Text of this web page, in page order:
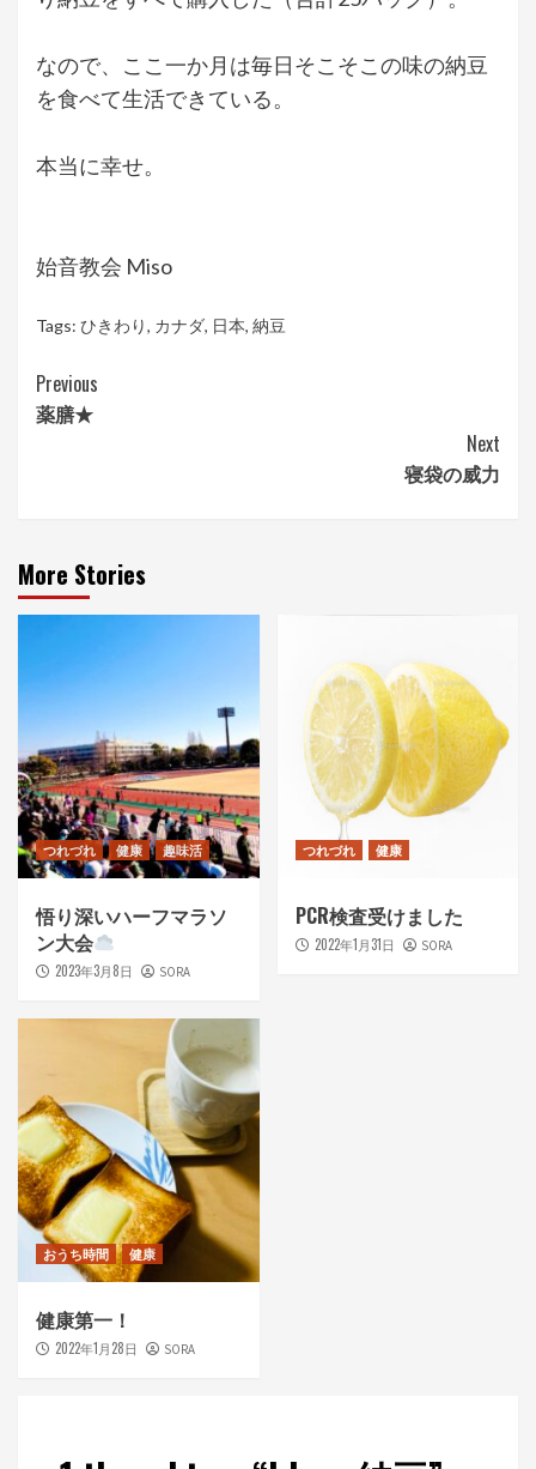
なので、ここ一か月は毎日そこそこの味の納豆
を食べて生活できている。
本当に幸せ。
始音教会 Miso
Tags: ひきわり, カナダ, 日本, 納豆
Continue
Reading
Previous
薬膳★
Next
寝袋の威力
More Stories
つれづれ 健康 趣味活
悟り深いハーフマラソ
ン大会
2023年3月8日 SORA
つれづれ 健康
PCR検査受けました
2022年1月31日 SORA
おうち時間 健康
健康第一！
2022年1月28日 SORA